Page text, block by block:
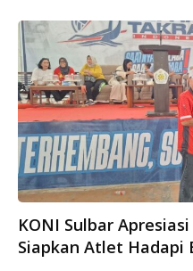
KONI Sulbar
Siapkan Atlet Hadapi